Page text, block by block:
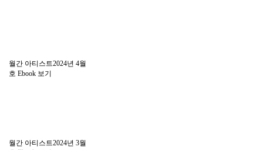
월간 아티스트2024년 4월
호 Ebook 보기
월간 아티스트2024년 3월